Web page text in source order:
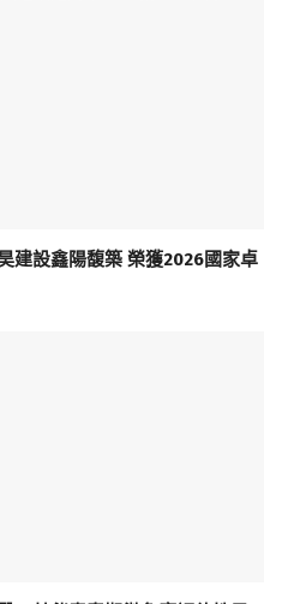
設鑫陽馥築 榮獲2026國家卓